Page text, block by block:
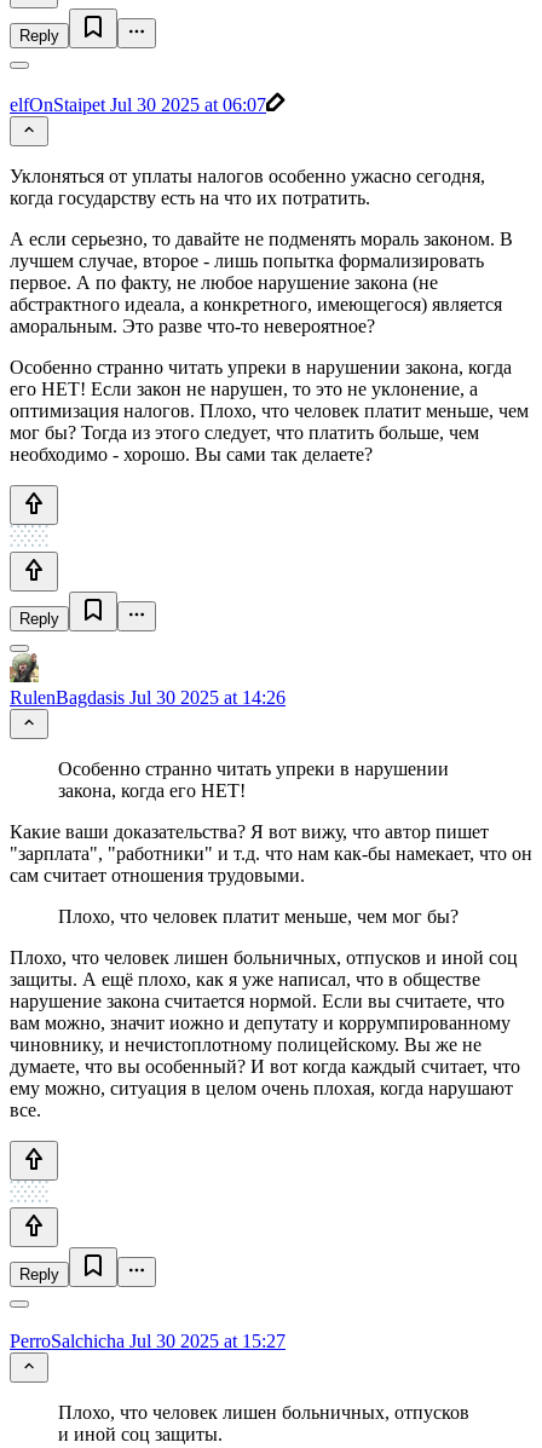
Reply
elfOnStaipet Jul 30 2025 at 06:07
Уклоняться от уплаты налогов особенно ужасно сегодня,
когда государству есть на что их потратить.
А если серьезно, то давайте не подменять мораль законом. В
лучшем случае, второе - лишь попытка формализировать
первое. А по факту, не любое нарушение закона (не
абстрактного идеала, а конкретного, имеющегося) является
аморальным. Это разве что-то невероятное?
Особенно странно читать упреки в нарушении закона, когда
его НЕТ! Если закон не нарушен, то это не уклонение, а
оптимизация налогов. Плохо, что человек платит меньше, чем
мог бы? Тогда из этого следует, что платить больше, чем
необходимо - хорошо. Вы сами так делаете?
Reply
RulenBagdasis Jul 30 2025 at 14:26
Особенно странно читать упреки в нарушении
закона, когда его НЕТ!
Какие ваши доказательства? Я вот вижу, что автор пишет
"зарплата", "работники" и т.д. что нам как-бы намекает, что он
сам считает отношения трудовыми.
Плохо, что человек платит меньше, чем мог бы?
Плохо, что человек лишен больничных, отпусков и иной соц
защиты. А ещё плохо, как я уже написал, что в обществе
нарушение закона считается нормой. Если вы считаете, что
вам можно, значит иожно и депутату и коррумпированному
чиновнику, и нечистоплотному полицейскому. Вы же не
думаете, что вы особенный? И вот когда каждый считает, что
ему можно, ситуация в целом очень плохая, когда нарушают
все.
Reply
PerroSalchicha Jul 30 2025 at 15:27
Плохо, что человек лишен больничных, отпусков
и иной соц защиты.